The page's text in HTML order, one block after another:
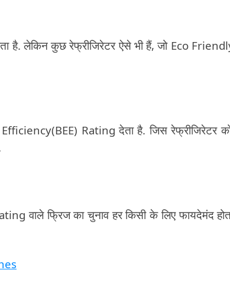
है. लेकिन कुछ रेफ्रीजिरेटर ऐसे भी हैं, जो Eco
Rating देता है. जिस रेफ्रीजिरेटर
वाले फ्रिज का चुनाव हर किसी के लिए फायदेमंद